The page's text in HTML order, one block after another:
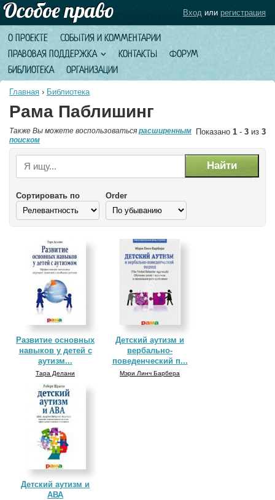
О ПРОЕКТЕ
СОБЫТИЯ И КОММЕНТАРИИ
ПРАВОВАЯ ПОДДЕРЖКА
КОНТАКТЫ
ФОРУМ
БИБЛИОТЕКА
ОРГАНИЗАЦИИ
Вход или регистрация
Главная › Библиотека
Рама Паблишинг
Показано 1 - 3 из 3
Также Вы можете воспользоваться расширенным
поиском
Сортировать по Order
Развитие основных
навыков у детей с
аутизм...
Тара Делани
Детский аутизм и
вербально-
поведенческий п...
Мэри Линч Барбера
Детский аутизм и
АВА